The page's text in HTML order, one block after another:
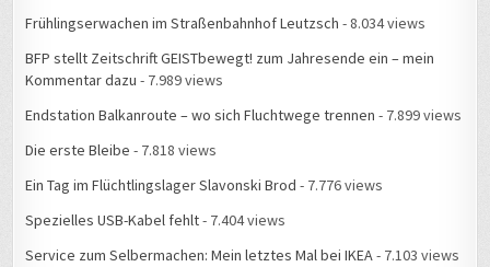
Frühlingserwachen im Straßenbahnhof Leutzsch - 8.034 views
BFP stellt Zeitschrift GEISTbewegt! zum Jahresende ein – mein
Kommentar dazu - 7.989 views
Endstation Balkanroute – wo sich Fluchtwege trennen - 7.899 views
Die erste Bleibe - 7.818 views
Ein Tag im Flüchtlingslager Slavonski Brod - 7.776 views
Spezielles USB-Kabel fehlt- 7.404 views
Service zum Selbermachen: Mein letztes Mal bei IKEA- 7.103 views